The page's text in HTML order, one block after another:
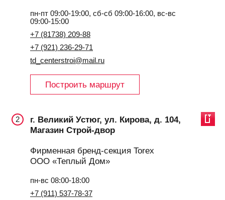
пн-пт 09:00-19:00, сб-сб 09:00-16:00, вс-вс
09:00-15:00
+7 (81738) 209-88
+7 (921) 236-29-71
td_centerstroi@mail.ru
Построить маршрут
2
г. Великий Устюг, ул. Кирова, д. 104,
Магазин Строй-двор
Фирменная бренд-секция Torex
ООО «Теплый Дом»
пн-вс 08:00-18:00
+7 (911) 537-78-37